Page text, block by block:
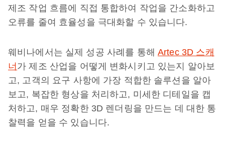
제조 작업 흐름에 직접 통합하여 작업을 간소화하고
오류를 줄여 효율성을 극대화할 수 있습니다.
웨비나에서는 실제 성공 사례를 통해 Artec 3D 스캐
너 가 제조 산업을 어떻게 변화시키고 있는지 알아보
고, 고객의 요구 사항에 가장 적합한 솔루션을 알아
보고, 복잡한 형상을 처리하고, 미세한 디테일을 캡
처하고, 매우 정확한 3D 렌더링을 만드는 데 대한 통
찰력을 얻을 수 있습니다.